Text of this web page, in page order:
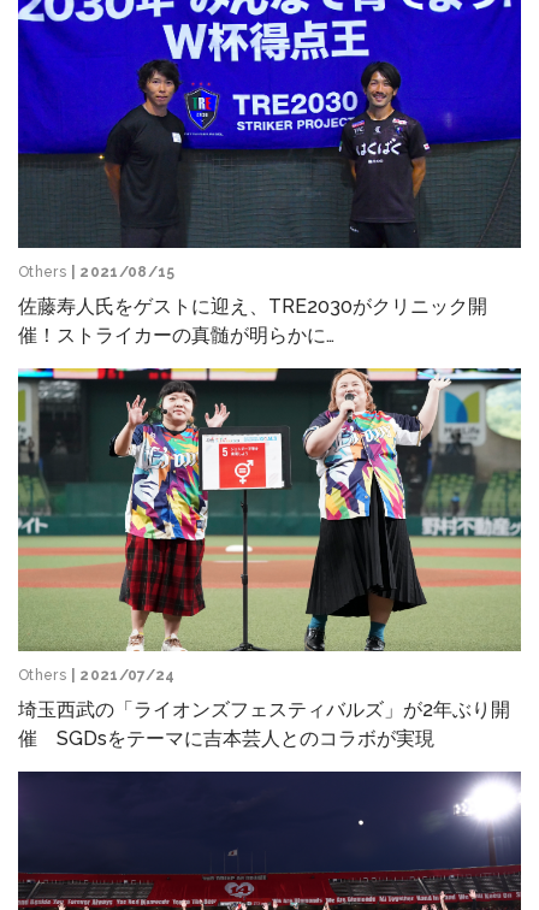
Others | 2021/08/15
佐藤寿人氏をゲストに迎え、TRE2030がクリニック開
催！ストライカーの真髄が明らかに…
Others | 2021/07/24
埼玉西武の「ライオンズフェスティバルズ」が2年ぶり開
催 SGDsをテーマに吉本芸人とのコラボが実現